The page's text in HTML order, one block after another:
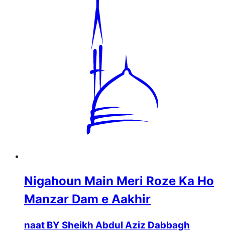
Nigahoun Main Meri Roze Ka Ho
Manzar Dam e Aakhir
naat BY Sheikh Abdul Aziz Dabbagh